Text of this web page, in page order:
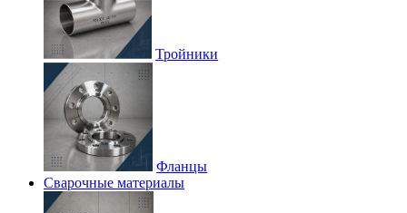
Тройники
Фланцы
Сварочные материалы